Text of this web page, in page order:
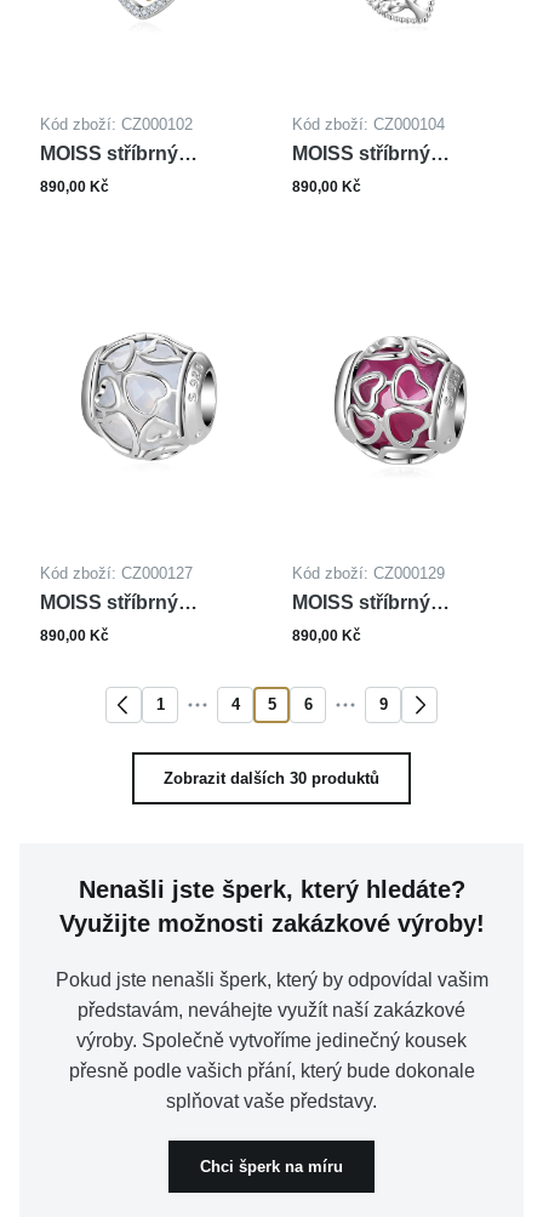
Kód zboží: CZ000102
MOISS stříbrný
přívěsek SRDCE
890,00 Kč
Kód zboží: CZ000104
MOISS stříbrný
přívěsek SRDCE
890,00 Kč
Kód zboží: CZ000127
MOISS stříbrný
přívěsek SRDCE
890,00 Kč
Kód zboží: CZ000129
MOISS stříbrný
přívěsek SRDCE
890,00 Kč
1 4 5 6 9
Zobrazit dalších 30 produktů
Nenašli jste šperk, který hledáte?
Využijte možnosti zakázkové výroby!
Pokud jste nenašli šperk, který by odpovídal vašim
představám, neváhejte využít naší zakázkové
výroby. Společně vytvoříme jedinečný kousek
přesně podle vašich přání, který bude dokonale
splňovat vaše představy.
Chci šperk na míru